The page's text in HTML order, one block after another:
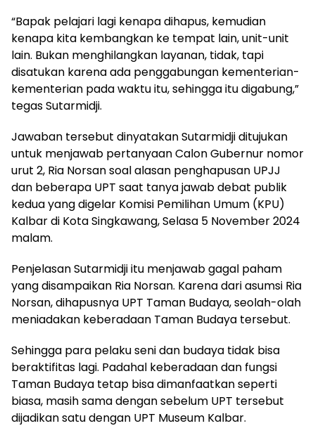
“Bapak pelajari lagi kenapa dihapus, kemudian
kenapa kita kembangkan ke tempat lain, unit-unit
lain. Bukan menghilangkan layanan, tidak, tapi
disatukan karena ada penggabungan kementerian-
kementerian pada waktu itu, sehingga itu digabung,”
tegas Sutarmidji.
Jawaban tersebut dinyatakan Sutarmidji ditujukan
untuk menjawab pertanyaan Calon Gubernur nomor
urut 2, Ria Norsan soal alasan penghapusan UPJJ
dan beberapa UPT saat tanya jawab debat publik
kedua yang digelar Komisi Pemilihan Umum (KPU)
Kalbar di Kota Singkawang, Selasa 5 November 2024
malam.
Penjelasan Sutarmidji itu menjawab gagal paham
yang disampaikan Ria Norsan. Karena dari asumsi Ria
Norsan, dihapusnya UPT Taman Budaya, seolah-olah
meniadakan keberadaan Taman Budaya tersebut.
Sehingga para pelaku seni dan budaya tidak bisa
beraktifitas lagi. Padahal keberadaan dan fungsi
Taman Budaya tetap bisa dimanfaatkan seperti
biasa, masih sama dengan sebelum UPT tersebut
dijadikan satu dengan UPT Museum Kalbar.